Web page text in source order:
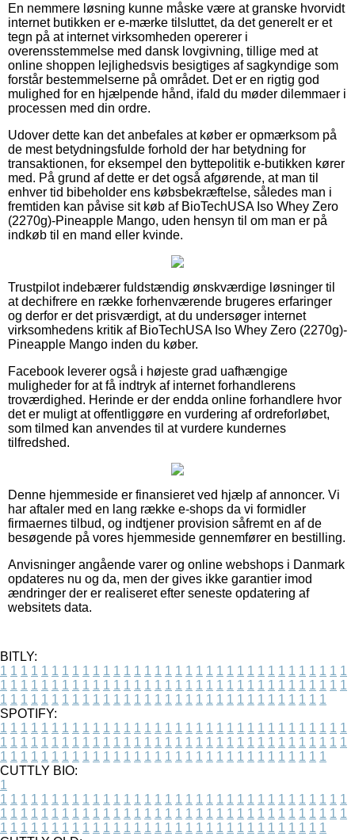
En nemmere løsning kunne måske være at granske hvorvidt
internet butikken er e-mærke tilsluttet, da det generelt er et
tegn på at internet virksomheden opererer i
overensstemmelse med dansk lovgivning, tillige med at
online shoppen lejlighedsvis besigtiges af sagkyndige som
forstår bestemmelserne på området. Det er en rigtig god
mulighed for en hjælpende hånd, ifald du møder dilemmaer i
processen med din ordre.
Udover dette kan det anbefales at køber er opmærksom på
de mest betydningsfulde forhold der har betydning for
transaktionen, for eksempel den byttepolitik e-butikken kører
med. På grund af dette er det også afgørende, at man til
enhver tid bibeholder ens købsbekræftelse, således man i
fremtiden kan påvise sit køb af BioTechUSA Iso Whey Zero
(2270g)-Pineapple Mango, uden hensyn til om man er på
indkøb til en mand eller kvinde.
Trustpilot indebærer fuldstændig ønskværdige løsninger til
at dechifrere en række forhenværende brugeres erfaringer
og derfor er det prisværdigt, at du undersøger internet
virksomhedens kritik af BioTechUSA Iso Whey Zero (2270g)-
Pineapple Mango inden du køber.
Facebook leverer også i højeste grad uafhængige
muligheder for at få indtryk af internet forhandlerens
troværdighed. Herinde er der endda online forhandlere hvor
det er muligt at offentliggøre en vurdering af ordreforløbet,
som tilmed kan anvendes til at vurdere kundernes
tilfredshed.
Denne hjemmeside er finansieret ved hjælp af annoncer. Vi
har aftaler med en lang række e-shops da vi formidler
firmaernes tilbud, og indtjener provision såfremt en af de
besøgende på vores hjemmeside gennemfører en bestilling.
Anvisninger angående varer og online webshops i Danmark
opdateres nu og da, men der gives ikke garantier imod
ændringer der er realiseret efter seneste opdatering af
websitets data.
BITLY:
1 1 1 1 1 1 1 1 1 1 1 1 1 1 1 1 1 1 1 1 1 1 1 1 1 1 1 1 1 1 1 1 1 1
1 1 1 1 1 1 1 1 1 1 1 1 1 1 1 1 1 1 1 1 1 1 1 1 1 1 1 1 1 1 1 1 1 1
1 1 1 1 1 1 1 1 1 1 1 1 1 1 1 1 1 1 1 1 1 1 1 1 1 1 1 1 1 1 1 1
SPOTIFY:
1 1 1 1 1 1 1 1 1 1 1 1 1 1 1 1 1 1 1 1 1 1 1 1 1 1 1 1 1 1 1 1 1 1
1 1 1 1 1 1 1 1 1 1 1 1 1 1 1 1 1 1 1 1 1 1 1 1 1 1 1 1 1 1 1 1 1 1
1 1 1 1 1 1 1 1 1 1 1 1 1 1 1 1 1 1 1 1 1 1 1 1 1 1 1 1 1 1 1 1
CUTTLY BIO:
1
1 1 1 1 1 1 1 1 1 1 1 1 1 1 1 1 1 1 1 1 1 1 1 1 1 1 1 1 1 1 1 1 1 1
1 1 1 1 1 1 1 1 1 1 1 1 1 1 1 1 1 1 1 1 1 1 1 1 1 1 1 1 1 1 1 1 1 1
1 1 1 1 1 1 1 1 1 1 1 1 1 1 1 1 1 1 1 1 1 1 1 1 1 1 1 1 1 1 1 1